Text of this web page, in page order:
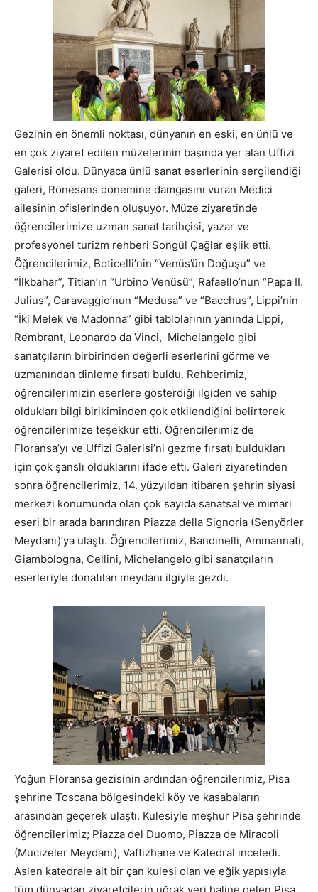
Gezinin en önemli noktası, dünyanın en eski, en ünlü ve
en çok ziyaret edilen müzelerinin başında yer alan Uffizi
Galerisi oldu. Dünyaca ünlü sanat eserlerinin sergilendiği
galeri, Rönesans dönemine damgasını vuran Medici
ailesinin ofislerinden oluşuyor. Müze ziyaretinde
öğrencilerimize uzman sanat tarihçisi, yazar ve
profesyonel turizm rehberi Songül Çağlar eşlik etti.
Öğrencilerimiz, Boticelli’nin “Venüs’ün Doğuşu” ve
“İlkbahar”, Titian’ın “Urbino Venüsü”, Rafaello’nun “Papa II.
Julius”, Caravaggio’nun “Medusa” ve “Bacchus”, Lippi’nin
“İki Melek ve Madonna” gibi tablolarının yanında Lippi,
Rembrant, Leonardo da Vinci, Michelangelo gibi
sanatçıların birbirinden değerli eserlerini görme ve
uzmanından dinleme fırsatı buldu. Rehberimiz,
öğrencilerimizin eserlere gösterdiği ilgiden ve sahip
oldukları bilgi birikiminden çok etkilendiğini belirterek
öğrencilerimize teşekkür etti. Öğrencilerimiz de
Floransa’yı ve Uffizi Galerisi’ni gezme fırsatı buldukları
için çok şanslı olduklarını ifade etti. Galeri ziyaretinden
sonra öğrencilerimiz, 14. yüzyıldan itibaren şehrin siyasi
merkezi konumunda olan çok sayıda sanatsal ve mimari
eseri bir arada barındıran Piazza della Signoria (Senyörler
Meydanı)’ya ulaştı. Öğrencilerimiz, Bandinelli, Ammannati,
Giambologna, Cellini, Michelangelo gibi sanatçıların
eserleriyle donatılan meydanı ilgiyle gezdi.
Yoğun Floransa gezisinin ardından öğrencilerimiz, Pisa
şehrine Toscana bölgesindeki köy ve kasabaların
arasından geçerek ulaştı. Kulesiyle meşhur Pisa şehrinde
öğrencilerimiz; Piazza del Duomo, Piazza de Miracoli
(Mucizeler Meydanı), Vaftizhane ve Katedral inceledi.
Aslen katedrale ait bir çan kulesi olan ve eğik yapısıyla